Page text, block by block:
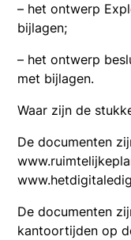
– het ontwerp
bijlagen;
– het ontwerp
met bijlagen.
Waar zijn de
De documenten
De documenten
kantoortijden op